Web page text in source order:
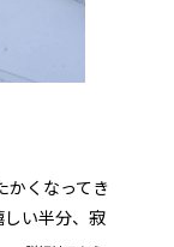
かくなってき
い半分、寂